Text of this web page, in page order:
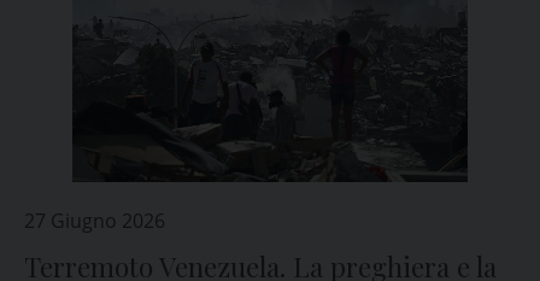
27 Giugno 2026
Terremoto Venezuela. La preghiera e la